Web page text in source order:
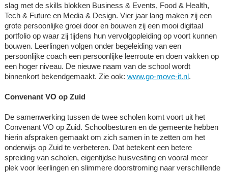
slag met de skills blokken Business & Events, Food & Health,
Tech & Future en Media & Design. Vier jaar lang maken zij een
grote persoonlijke groei door en bouwen zij een mooi digitaal
portfolio op waar zij tijdens hun vervolgopleiding op voort kunnen
bouwen. Leerlingen volgen onder begeleiding van een
persoonlijke coach een persoonlijke leerroute en doen vakken op
een hoger niveau. De nieuwe naam van de school wordt
binnenkort bekendgemaakt. Zie ook: www.go-move-it.nl.
Convenant VO op Zuid
De samenwerking tussen de twee scholen komt voort uit het
Convenant VO op Zuid. Schoolbesturen en de gemeente hebben
hierin afspraken gemaakt om zich samen in te zetten om het
onderwijs op Zuid te verbeteren. Dat betekent een betere
spreiding van scholen, eigentijdse huisvesting en vooral meer
plek voor leerlingen en slimmere doorstroming naar verschillende